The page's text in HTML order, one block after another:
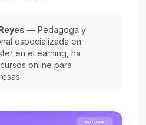
— Pedagoga y
especializada en
en eLearning, ha
online para
INFOGRAFIA